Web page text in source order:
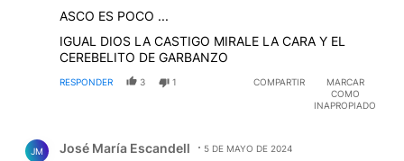
ASCO ES POCO ...
IGUAL DIOS LA CASTIGO MIRALE LA CARA Y EL
CEREBELITO DE GARBANZO
RESPONDER 3 1 COMPARTIR
MARCAR
COMO
INAPROPIADO
JM José María Escandell 5 DE MAYO DE 2024